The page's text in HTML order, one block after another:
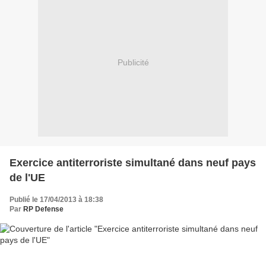
Publicité
Exercice antiterroriste simultané dans neuf pays
de l'UE
Publié le 17/04/2013 à 18:38
Par RP Defense